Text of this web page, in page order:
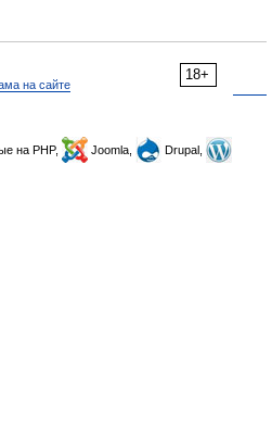
18+
на сайте
на PHP, Joomla,
Drupal,